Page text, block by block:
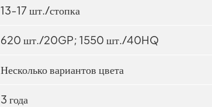
13-17 шт./стопка
620 шт./20GP; 1550 шт./40HQ
Несколько вариантов цвета
3 года